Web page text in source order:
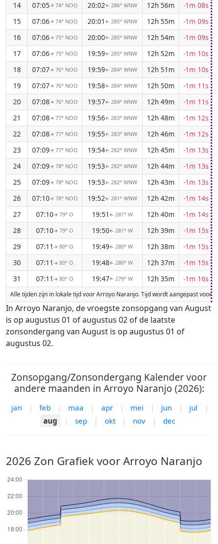
14
07:05↑ 74° NOO 20:02↑ 286° WNW 12h 56m
-1m 08s
15
07:06↑ 74° NOO 20:01 ↑ 285° WNW 12h 55m
-1m 09s
16
07:06↑ 75° NOO 20:00↑ 285° WNW 12h 54m
-1m 09s
17
07:06↑ 75° NOO 19:59↑ 285° WNW 12h 52m
-1m 10s
18
07:07↑ 76° NOO 19:59↑ 284° WNW 12h 51m
-1m 10s
19
07:07↑ 76° NOO 19:58↑ 284° WNW 12h 50m
-1m 11s
20
07:08↑ 76° NOO 19:57↑ 284° WNW 12h 49m
-1m 11s
21
07:08↑ 77° NOO 19:56↑ 283° WNW 12h 48m
-1m 12s
22
07:08↑ 77° NOO 19:55↑ 283° WNW 12h 46m
-1m 12s
23
07:09↑ 77° NOO 19:54↑ 282° WNW 12h 45m
-1m 13s
24
07:09↑ 78° NOO 19:53↑ 282° WNW 12h 44m
-1m 13s
25
07:09↑ 78° NOO 19:53↑ 282° WNW 12h 43m
-1m 13s
26
07:10↑ 78° NOO 19:52↑ 281° WNW 12h 42m
-1m 14s
27
07:10↑ 79° O 19:51 ↑ 281° W 12h 40m
-1m 14s
28
07:10↑ 79° O 19:50↑ 281° W 12h 39m
-1m 15s
29
07:11 ↑ 80° O 19:49↑ 280° W 12h 38m
-1m 15s
30
07:11 ↑ 80° O 19:48↑ 280° W 12h 37m
-1m 15s
31
07:11 ↑ 80° O 19:47↑ 279° W 12h 35m -1m 16s
Alle tijden zijn in lokale tijd voor Arroyo Naranjo. Tijd wordt aangepast voor
In Arroyo Naranjo, de vroegste zonsopgang van August
is op augustus 01 of augustus 02 of de laatste
zonsondergang van August is op augustus 01 of
augustus 02.
Zonsopgang/Zonsondergang Kalender voor
andere maanden in Arroyo Naranjo (2026):
jan | feb | maa | apr | mei | jun | jul
|
aug
| sep | okt | nov | dec
2026 Zon Grafiek voor Arroyo Naranjo